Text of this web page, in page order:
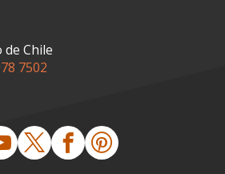
de Chile
7502